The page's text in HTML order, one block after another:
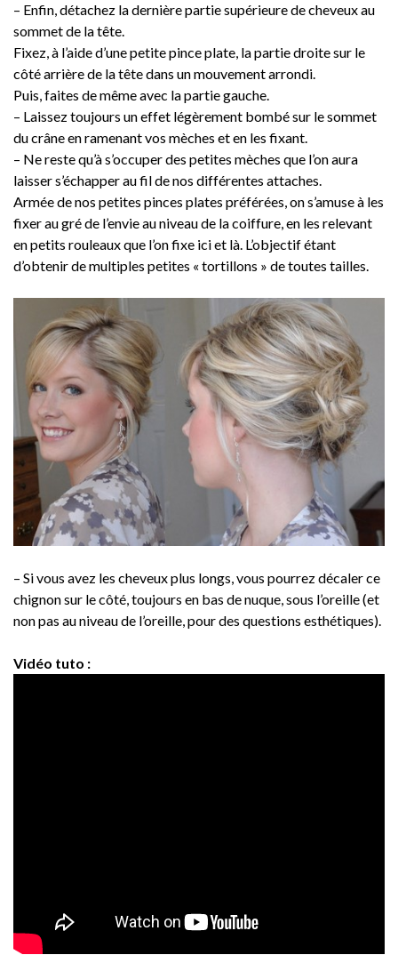
– Enfin, détachez la dernière partie supérieure de cheveux au
sommet de la tête.
Fixez, à l’aide d’une petite pince plate, la partie droite sur le
côté arrière de la tête dans un mouvement arrondi.
Puis, faites de même avec la partie gauche.
– Laissez toujours un effet légèrement bombé sur le sommet
du crâne en ramenant vos mèches et en les fixant.
– Ne reste qu’à s’occuper des petites mèches que l’on aura
laisser s’échapper au fil de nos différentes attaches.
Armée de nos petites pinces plates préférées, on s’amuse à les
fixer au gré de l’envie au niveau de la coiffure, en les relevant
en petits rouleaux que l’on fixe ici et là. L’objectif étant
d’obtenir de multiples petites « tortillons » de toutes tailles.
– Si vous avez les cheveux plus longs, vous pourrez décaler ce
chignon sur le côté, toujours en bas de nuque, sous l’oreille (et
non pas au niveau de l’oreille, pour des questions esthétiques).
Vidéo tuto :